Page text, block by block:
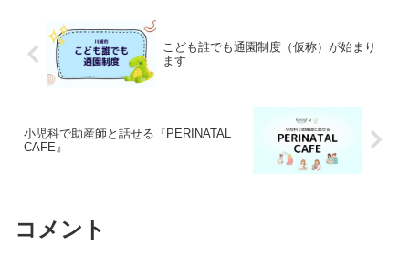
こども誰でも通園制度（仮称）が始まり
ます
小児科で助産師と話せる『PERINATAL
CAFE』
コメント